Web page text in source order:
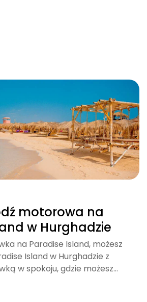
motorowa na
w Hurghadzie
na Paradise Island, możesz
Island w Hurghadzie z
w spokoju, gdzie możesz…